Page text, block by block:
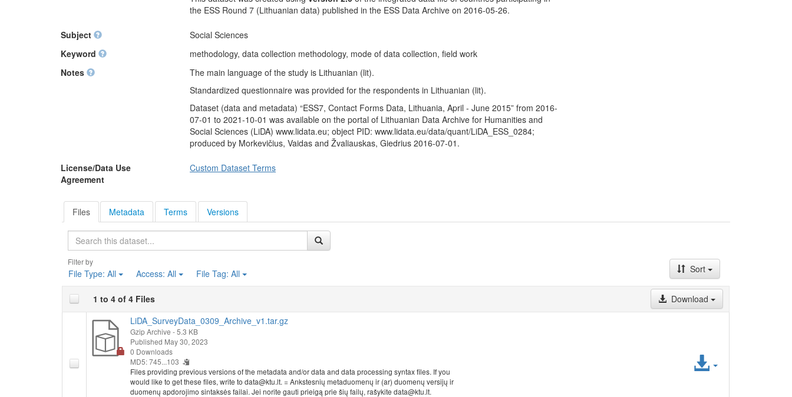
the ESS Round 7 (Lithuanian data) published in the ESS Data Archive on 2016-05-26.
Subject
Social Sciences
Keyword
methodology, data collection methodology, mode of data collection, field work
Notes
The main language of the study is Lithuanian (lit).
Standardized questionnaire was provided for the respondents in Lithuanian (lit).
Dataset (data and metadata) “ESS7, Contact Forms Data, Lithuania, April - June 2015” from 2016-
07-01 to 2021-10-01 was available on the portal of Lithuanian Data Archive for Humanities and
Social Sciences (LiDA) www.lidata.eu; object PID: www.lidata.eu/data/quant/LiDA_ESS_0284;
produced by Morkevičius, Vaidas and Žvaliauskas, Giedrius 2016-07-01.
License/Data Use
Agreement
Custom Dataset Terms
Files Metadata Terms Versions
Filter by
File Type: All Access: All File Tag: All Sort
1 to 4 of 4 Files
Download
LiDA_SurveyData_0309_Archive_v1.tar.gz
Gzip Archive - 5.3 KB
Published May 30, 2023
0 Downloads
MD5: 745...103
Files providing previous versions of the metadata and/or data and data processing syntax files. If you
would like to get these files, write to data@ktu.lt. = Ankstesnių metaduomenų ir (ar) duomenų versijų ir
duomenų apdorojimo sintaksės failai. Jei norite gauti prieigą prie šių failų, rašykite data@ktu.lt.
Access